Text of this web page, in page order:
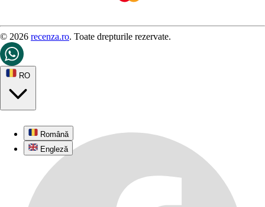
© 2026 recenza.ro. Toate drepturile rezervate.
RO
Română
Engleză